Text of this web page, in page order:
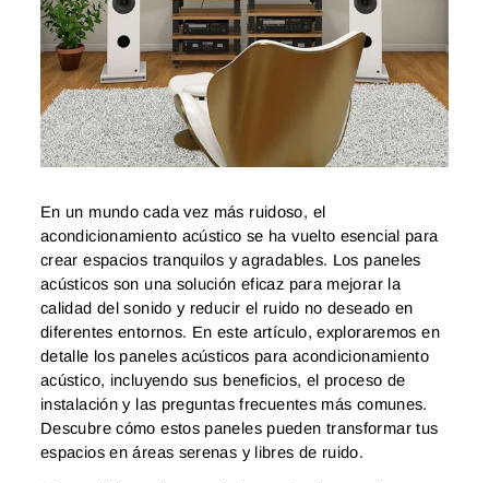
En un mundo cada vez más ruidoso, el
acondicionamiento acústico se ha vuelto esencial para
crear espacios tranquilos y agradables. Los paneles
acústicos son una solución eficaz para mejorar la
calidad del sonido y reducir el ruido no deseado en
diferentes entornos. En este artículo, exploraremos en
detalle los paneles acústicos para acondicionamiento
acústico, incluyendo sus beneficios, el proceso de
instalación y las preguntas frecuentes más comunes.
Descubre cómo estos paneles pueden transformar tus
espacios en áreas serenas y libres de ruido.